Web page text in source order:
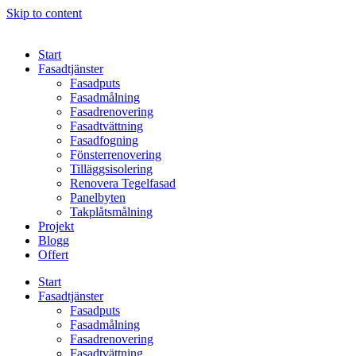
Skip to content
Start
Fasadtjänster
Fasadputs
Fasadmålning
Fasadrenovering
Fasadtvättning
Fasadfogning
Fönsterrenovering
Tilläggsisolering
Renovera Tegelfasad
Panelbyten
Takplåtsmålning
Projekt
Blogg
Offert
Start
Fasadtjänster
Fasadputs
Fasadmålning
Fasadrenovering
Fasadtvättning